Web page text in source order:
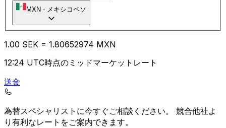
MXN - メキシコペソ
1.00 SEK = 1.80652974 MXN
12:24 UTC時点のミッドマーケットレート
送金
為替スペシャリストに今すぐご相談ください。 競合他社よ
り有利なレートをご案内できます。